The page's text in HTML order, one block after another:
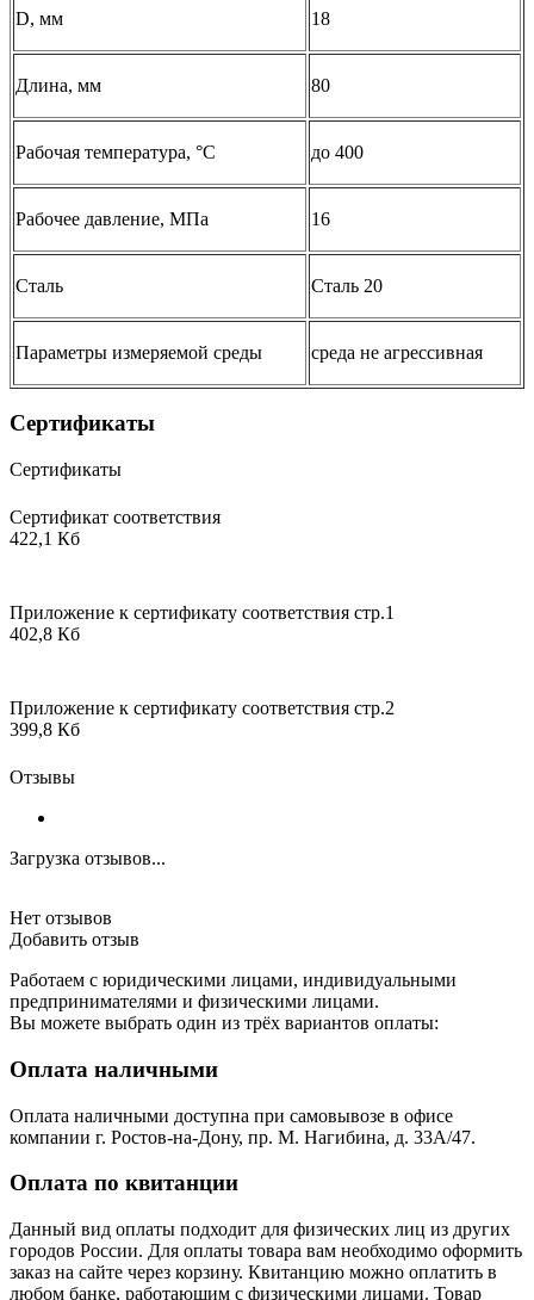
D, мм 18
Длина, мм 80
Рабочая температура, °С до 400
Рабочее давление, МПа 16
Сталь Сталь 20
Параметры измеряемой среды среда не агрессивная
Сертификаты
Сертификаты
Сертификат соответствия
422,1 Кб
Приложение к сертификату соответствия стр.1
402,8 Кб
Приложение к сертификату соответствия стр.2
399,8 Кб
Отзывы
Загрузка отзывов...
Нет отзывов
Добавить отзыв
Работаем с юридическими лицами, индивидуальными
предпринимателями и физическими лицами.
Вы можете выбрать один из трёх вариантов оплаты:
Оплата наличными
Оплата наличными доступна при самовывозе в офисе
компании г. Ростов-на-Дону, пр. М. Нагибина, д. 33А/47.
Оплата по квитанции
Данный вид оплаты подходит для физических лиц из других
городов России. Для оплаты товара вам необходимо оформить
заказ на сайте через корзину. Квитанцию можно оплатить в
любом банке, работающим с физическими лицами. Товар